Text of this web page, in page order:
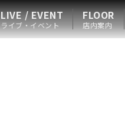
LIVE / EVENT
ライブ・イベント
FLOOR
店内案内